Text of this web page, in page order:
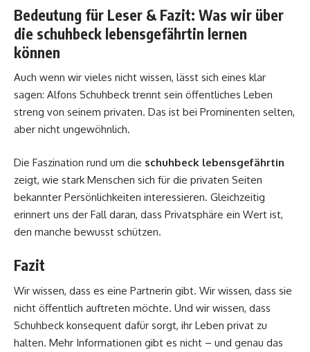
Bedeutung für Leser & Fazit: Was wir über
die schuhbeck lebensgefährtin lernen
können
Auch wenn wir vieles nicht wissen, lässt sich eines klar
sagen: Alfons Schuhbeck trennt sein öffentliches Leben
streng von seinem privaten. Das ist bei Prominenten selten,
aber nicht ungewöhnlich.
Die Faszination rund um die schuhbeck lebensgefährtin
zeigt, wie stark Menschen sich für die privaten Seiten
bekannter Persönlichkeiten interessieren. Gleichzeitig
erinnert uns der Fall daran, dass Privatsphäre ein Wert ist,
den manche bewusst schützen.
Fazit
Wir wissen, dass es eine Partnerin gibt. Wir wissen, dass sie
nicht öffentlich auftreten möchte. Und wir wissen, dass
Schuhbeck konsequent dafür sorgt, ihr Leben privat zu
halten. Mehr Informationen gibt es nicht – und genau das